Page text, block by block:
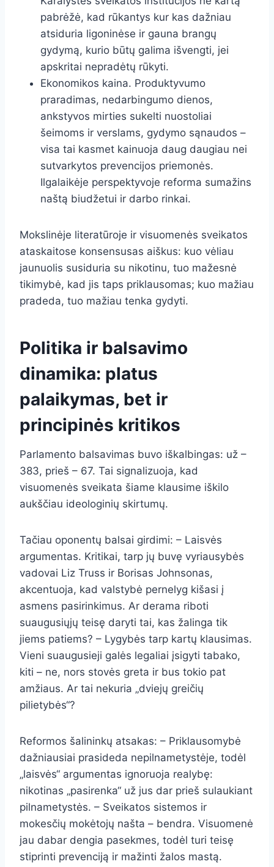
pabrėžė, kad rūkantys kur kas dažniau
atsiduria ligoninėse ir gauna brangų
gydymą, kurio būtų galima išvengti, jei
apskritai nepradėtų rūkyti.
Ekonomikos kaina. Produktyvumo
praradimas, nedarbingumo dienos,
ankstyvos mirties sukelti nuostoliai
šeimoms ir verslams, gydymo sąnaudos –
visa tai kasmet kainuoja daug daugiau nei
sutvarkytos prevencijos priemonės.
Ilgalaikėje perspektyvoje reforma sumažins
naštą biudžetui ir darbo rinkai.
Mokslinėje literatūroje ir visuomenės sveikatos
ataskaitose konsensusas aiškus: kuo vėliau
jaunuolis susiduria su nikotinu, tuo mažesnė
tikimybė, kad jis taps priklausomas; kuo mažiau
pradeda, tuo mažiau tenka gydyti.
Politika ir balsavimo
dinamika: platus
palaikymas, bet ir
principinės kritikos
Parlamento balsavimas buvo iškalbingas: už –
383, prieš – 67. Tai signalizuoja, kad
visuomenės sveikata šiame klausime iškilo
aukščiau ideologinių skirtumų.
Tačiau oponentų balsai girdimi: – Laisvės
argumentas. Kritikai, tarp jų buvę vyriausybės
vadovai Liz Truss ir Borisas Johnsonas,
akcentuoja, kad valstybė pernelyg kišasi į
asmens pasirinkimus. Ar derama riboti
suaugusiųjų teisę daryti tai, kas žalinga tik
jiems patiems? – Lygybės tarp kartų klausimas.
Vieni suaugusieji galės legaliai įsigyti tabako,
kiti – ne, nors stovės greta ir bus tokio pat
amžiaus. Ar tai nekuria „dviejų greičių
pilietybės“?
Reformos šalininkų atsakas: – Priklausomybė
dažniausiai prasideda nepilnametystėje, todėl
„laisvės“ argumentas ignoruoja realybę:
nikotinas „pasirenka“ už jus dar prieš sulaukiant
pilnametystės. – Sveikatos sistemos ir
mokesčių mokėtojų našta – bendra. Visuomenė
jau dabar dengia pasekmes, todėl turi teisę
stiprinti prevenciją ir mažinti žalos mastą.